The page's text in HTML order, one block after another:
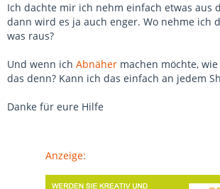
Ich dachte mir ich nehm einfach etwas aus
dann wird es ja auch enger. Wo nehme ich
was raus?
Und wenn ich Abnäher machen möchte,
das denn? Kann ich das einfach an jedem
Danke für eure Hilfe
Anzeige: